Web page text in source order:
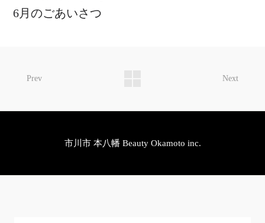
6月のごあいさつ
Prev Next
市川市 本八幡 Beauty Okamoto inc.